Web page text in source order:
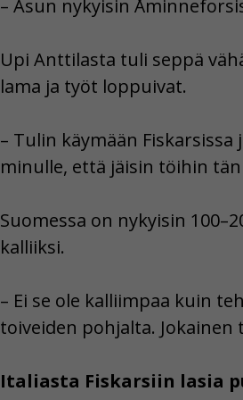
– Asun nykyisin
Upi Anttilasta tuli seppä
lama ja työt loppuivat.
– Tulin käymään
minulle, että jäisin töihin
Suomessa on nykyisin
kalliiksi.
– Ei se ole kalliimpaa kuin
toiveiden pohjalta.
Italiasta Fiskarsiin lasia